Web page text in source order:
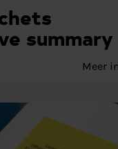
summary
Meer